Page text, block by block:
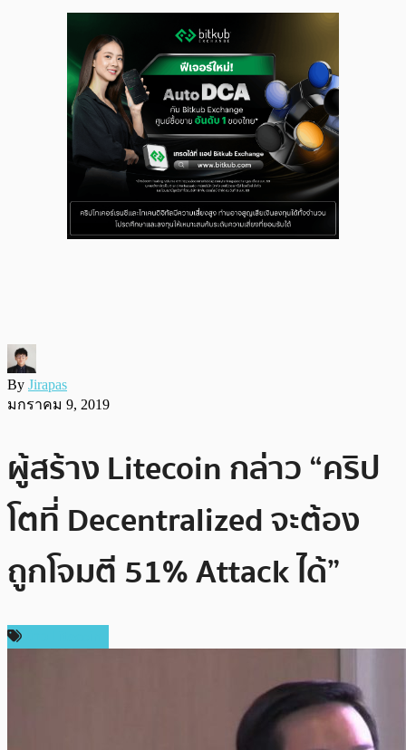
By Jirapas
มกราคม 9, 2019
ผู้สร้าง Litecoin กล่าว “คริป
โตที่ Decentralized จะต้อง
ถูกโจมตี 51% Attack ได้”